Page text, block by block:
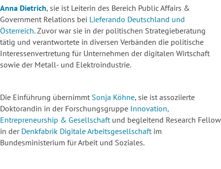
Anna Dietrich, sie ist Leiterin des Bereich Public Affairs &
Government Relations bei Lieferando Deutschland und
Österreich. Zuvor war sie in der politischen Strategieberatung
tätig und verantwortete in diversen Verbänden die politische
Interessenvertretung für Unternehmen der digitalen Wirtschaft
sowie der Metall- und Elektroindustrie.
Die Einführung übernimmt Sonja Köhne, sie ist assoziierte
Doktorandin in der Forschungsgruppe Innovation,
Entrepreneurship & Gesellschaftund begleitend Research Fellow
in der Denkfabrik Digitale Arbeitsgesellschaftim
Bundesministerium für Arbeit und Soziales.